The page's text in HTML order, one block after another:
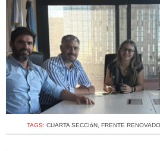
TAGS: CUARTA SECCIóN, FRENTE